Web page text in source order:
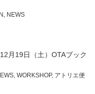
, NEWS
月19日（土）OTAブック
, WORKSHOP, アトリエ便